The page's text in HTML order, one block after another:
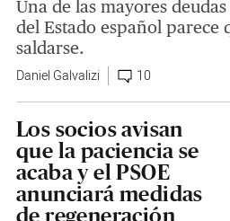
Una de las mayores
del Estado español parece
saldarse.
Daniel Galvalizi 10
Los socios avisan
que la paciencia se
acaba y el PSOE
anunciará medidas
de regeneración